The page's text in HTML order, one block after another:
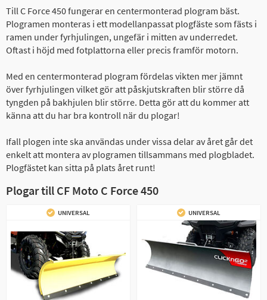
Till C Force 450 fungerar en centermonterad plogram bäst.
Plogramen monteras i ett modellanpassat plogfäste som fästs i
ramen under fyrhjulingen, ungefär i mitten av underredet.
Oftast i höjd med fotplattorna eller precis framför motorn.
Med en centermonterad plogram fördelas vikten mer jämnt
över fyrhjulingen vilket gör att påskjutskraften blir större då
tyngden på bakhjulen blir större. Detta gör att du kommer att
känna att du har bra kontroll när du plogar!
Ifall plogen inte ska användas under vissa delar av året går det
enkelt att montera av plogramen tillsammans med plogbladet.
Plogfästet kan sitta på plats året runt!
Plogar till CF Moto C Force 450
UNIVERSAL UNIVERSAL